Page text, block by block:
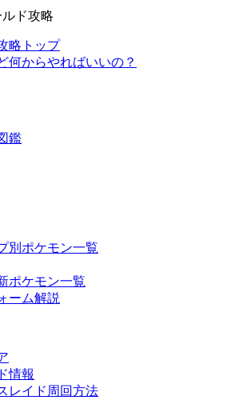
ド攻略
略トップ
何からやればいいの？
鑑
別ポケモン一覧
ポケモン一覧
ーム解説
情報
レイド周回方法